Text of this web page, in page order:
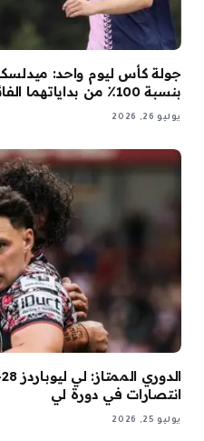
جولة كأس ليوم واحد:
بنسبة 100٪ من بداياتهما الفائزة
يوليو 26, 2026
انتصارات في دورة لي
يوليو 25, 2026